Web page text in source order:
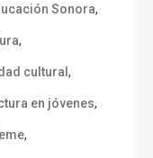
Sonora,
,
cultural ,
en jóvenes,
,